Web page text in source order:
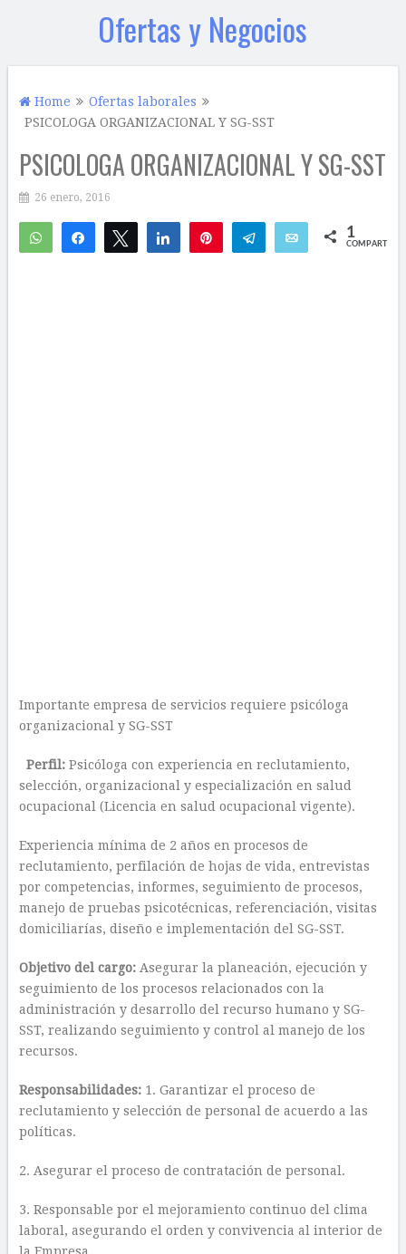
Ofertas y Negocios
Home
Ofertas laborales
PSICOLOGA ORGANIZACIONAL Y SG-SST
PSICOLOGA ORGANIZACIONAL Y SG-SST
26 enero, 2016
WhatsAppCompartirTwittear Compartir Telegram Email 1
COMPARTIR
Importante empresa de servicios requiere psicóloga
organizacional y SG-SST
Perfil:Psicóloga con experiencia en reclutamiento,
selección, organizacional y especialización en salud
ocupacional (Licencia en salud ocupacional vigente).
Experiencia mínima de 2 años en procesos de
reclutamiento, perfilación de hojas de vida, entrevistas
por competencias, informes, seguimiento de procesos,
manejo de pruebas psicotécnicas, referenciación, visitas
domiciliarías, diseño e implementación del SG-SST.
Objetivo del cargo:Asegurar la planeación, ejecución y
seguimiento de los procesos relacionados con la
administración y desarrollo del recurso humano y SG-
SST, realizando seguimiento y control al manejo de los
recursos.
Responsabilidades:1. Garantizar el proceso de
reclutamiento y selección de personal de acuerdo a las
políticas.
2. Asegurar el proceso de contratación de personal.
3. Responsable por el mejoramiento continuo del clima
laboral, asegurando el orden y convivencia al interior de